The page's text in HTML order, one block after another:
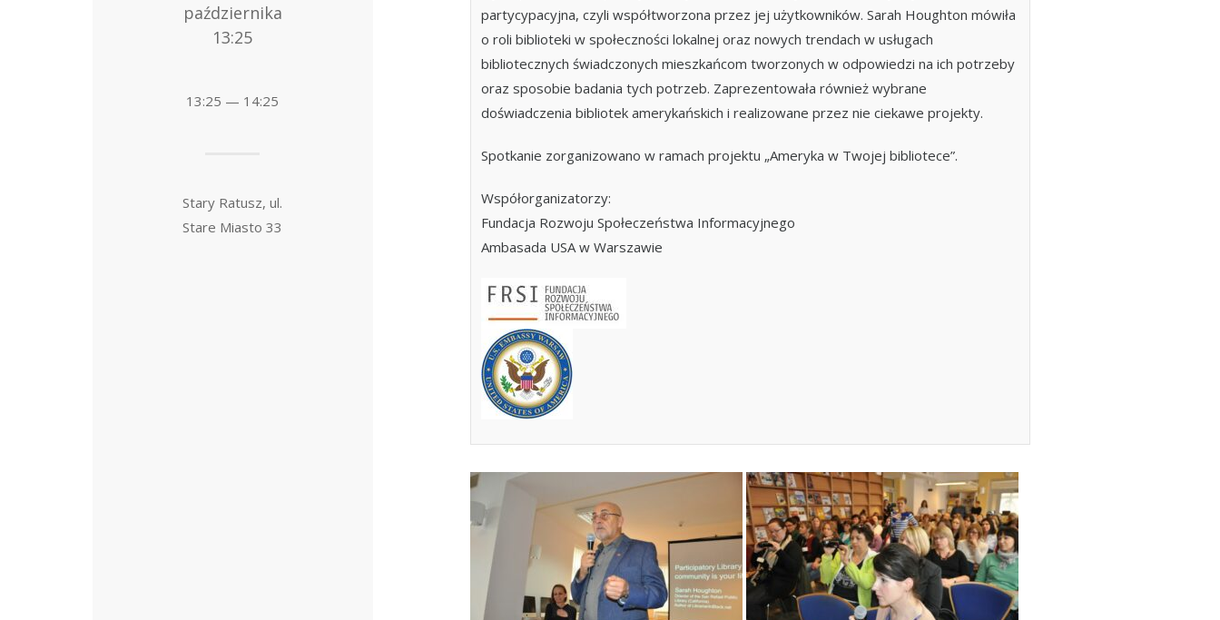
partycypacyjna, czyli współtworzona przez jej użytkowników. Sarah Houghton mówiła
o roli biblioteki w społeczności lokalnej oraz nowych trendach w usługach
bibliotecznych świadczonych mieszkańcom tworzonych w odpowiedzi na ich potrzeby
oraz sposobie badania tych potrzeb. Zaprezentowała również wybrane
doświadczenia bibliotek amerykańskich i realizowane przez nie ciekawe projekty.
Spotkanie zorganizowano w ramach projektu „Ameryka w Twojej bibliotece”.
Współorganizatorzy:
Fundacja Rozwoju Społeczeństwa Informacyjnego
Ambasada USA w Warszawie
października
13:25
13:25 — 14:25
Stary Ratusz, ul.
Stare Miasto 33